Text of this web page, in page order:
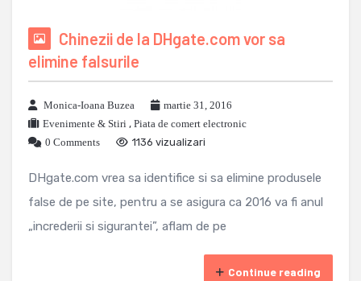
Chinezii de la DHgate.com vor sa
elimine falsurile
Monica-Ioana Buzea
martie 31, 2016
Evenimente & Stiri , Piata de comert electronic
0 Comments
1136 vizualizari
DHgate.com vrea sa identifice si sa elimine produsele
false de pe site, pentru a se asigura ca 2016 va fi anul
„increderii si sigurantei”, aflam de pe
Continue reading